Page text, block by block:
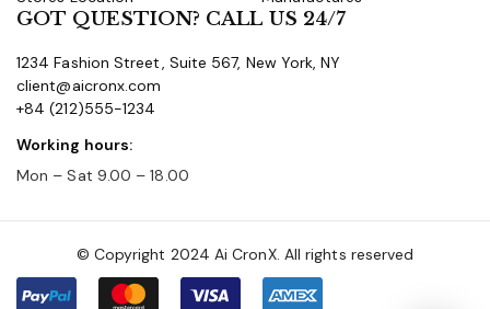
GOT QUESTION? CALL US 24/7
1234 Fashion Street, Suite 567, New York, NY
client@aicronx.com
+84 (212)555-1234
Working hours:
Mon – Sat 9.00 – 18.00
© Copyright 2024 Ai CronX. All rights reserved